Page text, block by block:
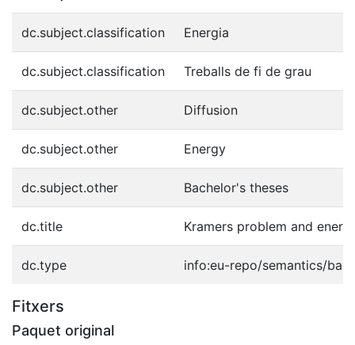
dc.subject.classification Energia
dc.subject.classification Treballs de fi de grau
dc.subject.other Diffusion
dc.subject.other Energy
dc.subject.other Bachelor's theses
dc.title Kramers problem and
dc.type info:eu-repo/semantics/
Fitxers
Paquet original